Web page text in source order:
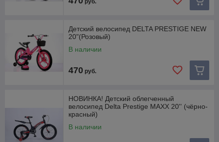
Детский велосипед DELTA PRESTIGE NEW
20"(Розовый)
В наличии
470 руб.
НОВИНКА! Детский облегченный
велосипед Delta Prestige MAXX 20'' (чёрно-
красный)
В наличии